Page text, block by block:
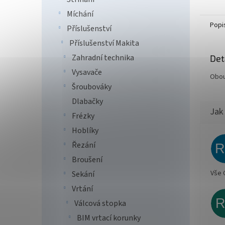
Míchání
Příslušenství
Příslušenství Makita
Zahradní technika
Vysavače
Šroubováky
Dlabačky
Frézky
Hoblíky
Řezání
Broušení
Sekání
Vrtání
Válcová stopka
BIM vrtací korunky
Vše